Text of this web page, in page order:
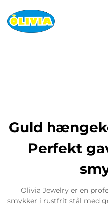
Guld
Perfekt
Olivia Jewelry er en
smykker i rustfrit stål med